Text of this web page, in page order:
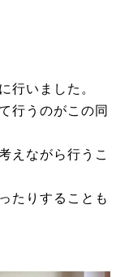
行いました。
行うのがこの同
えながら行うこ
たりすることも